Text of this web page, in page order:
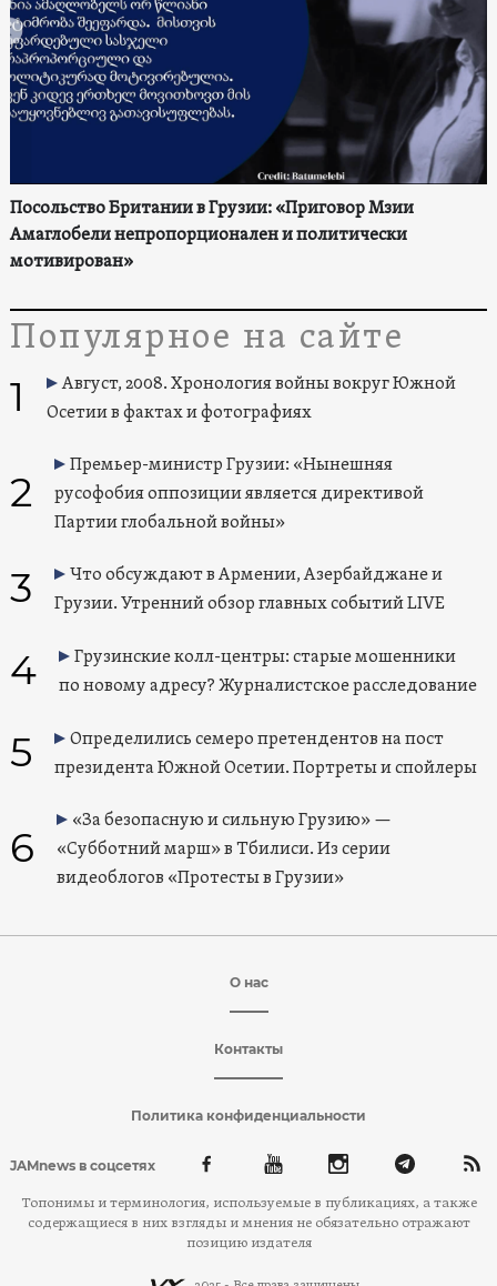
Посольство Британии в Грузии: «Приговор Мзии
Амаглобели непропорционален и политически
мотивирован»
Популярное на сайте
1
Август, 2008. Хронология войны вокруг Южной
Осетии в фактах и фотографиях
2
Премьер-министр Грузии: «Нынешняя
русофобия оппозиции является директивой
Партии глобальной войны»
3
Что обсуждают в Армении, Азербайджане и
Грузии. Утренний обзор главных событий LIVE
4
Грузинские колл-центры: старые мошенники
по новому адресу? Журналистское расследование
5
Определились семеро претендентов на пост
президента Южной Осетии. Портреты и спойлеры
6
«За безопасную и сильную Грузию» —
«Субботний марш» в Тбилиси. Из серии
видеоблогов «Протесты в Грузии»
О нас
Контакты
Политика конфиденциальности
JAMnews в соцсетях
Топонимы и терминология, используемые в публикациях, а также
содержащиеся в них взгляды и мнения не обязательно отражают
позицию издателя